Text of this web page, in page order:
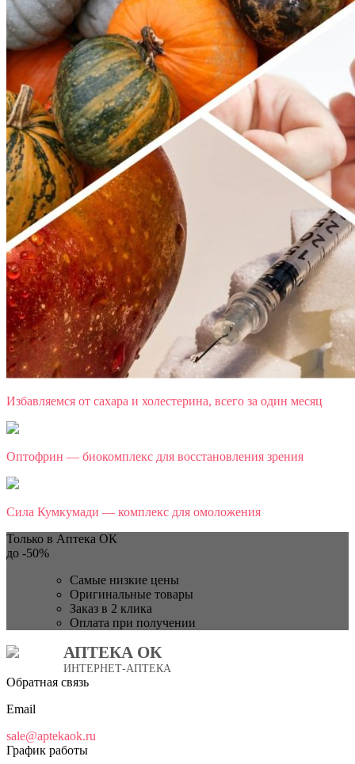
Избавляемся от сахара и холестерина, всего за один месяц
Оптофрин — биокомплекс для восстановления зрения
Сила Кумкумади — комплекс для омоложения
Только в Аптека ОК
до -50%
Самые низкие цены
Оригинальные товары
Заказ в 2 клика
Оплата при получении
АПТЕКА ОК
ИНТЕРНЕТ-АПТЕКА
Обратная связь
Email
sale@aptekaok.ru
График работы